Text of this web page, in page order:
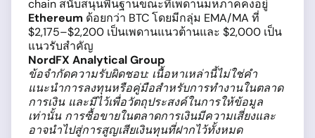
chain สนับสนุนพื้นฐานขณะที่เพดานมหภาคคงอยู่
Ethereum ด้อยกว่า BTC โดยมีกลุ่ม EMA/MA ที่
$2,175–$2,200 เป็นเพดานแนวต้านและ $2,000 เป็น
แนวรับสำคัญ
NordFX Analytical Group
ข้อจำกัดความรับผิดชอบ: เนื้อหาเหล่านี้ไม่ใช่คำ
แนะนำการลงทุนหรือคู่มือสำหรับการทำงานในตลาด
การเงิน และมีไว้เพื่อวัตถุประสงค์ในการให้ข้อมูล
เท่านั้น การซื้อขายในตลาดการเงินมีความเสี่ยงและ
อาจนำไปสู่การสูญเสียเงินทุนที่ฝากไว้ทั้งหมด